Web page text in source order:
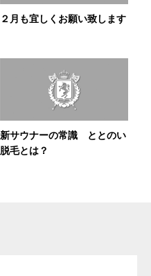
２月も宜しくお願い致します
新サウナーの常識 ととのい
脱毛とは？